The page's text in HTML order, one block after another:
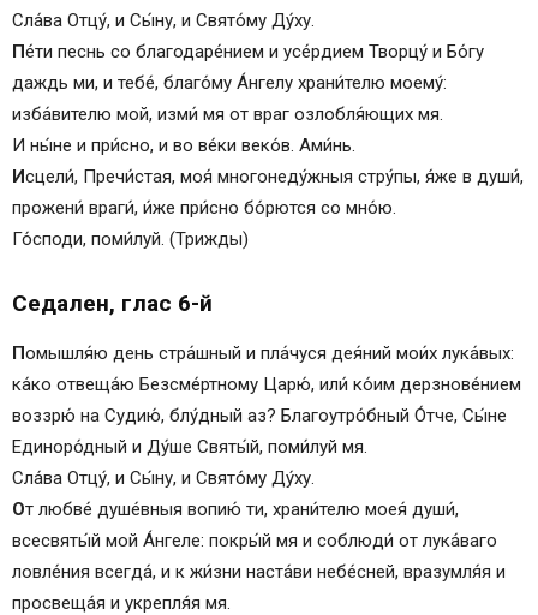
Сла́ва Отцу́, и Сы́ну, и Свято́му Ду́ху.
Пе́ти песнь со благодаре́нием и усе́рдием Творцу́ и Бо́гу
даждь ми, и тебе́, благо́му Áнгелу храни́телю моему́:
изба́вителю мой, изми́ мя от враг озлобля́ющих мя.
И ны́не и при́сно, и во ве́ки веко́в. Ами́нь.
Исцели́, Пречи́стая, моя́ многонеду́жныя стру́пы, я́же в души́,
прожени́ враги́, и́же при́сно бо́рются со мно́ю.
Го́споди, поми́луй. (Трижды)
Седален, глас 6-й
Помышля́ю день стра́шный и пла́чуся дея́ний мои́х лука́вых:
ка́ко отвеща́ю Безсме́ртному Царю́, или́ ко́им дерзнове́нием
воззрю́ на Судию́, блу́дный аз? Благоутро́бный О́тче, Сы́не
Единоро́дный и Ду́ше Святы́й, поми́луй мя.
Сла́ва Отцу́, и Сы́ну, и Свято́му Ду́ху.
От любве́ душе́вныя вопию́ ти, храни́телю моея́ души́,
всесвяты́й мой Áнгеле: покры́й мя и соблюди́ от лука́ваго
ловле́ния всегда́, и к жи́зни наста́ви небе́сней, вразумля́я и
просвеща́я и укрепля́я мя.